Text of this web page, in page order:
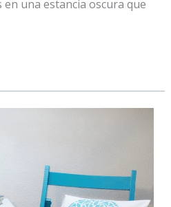
en una estancia oscura que